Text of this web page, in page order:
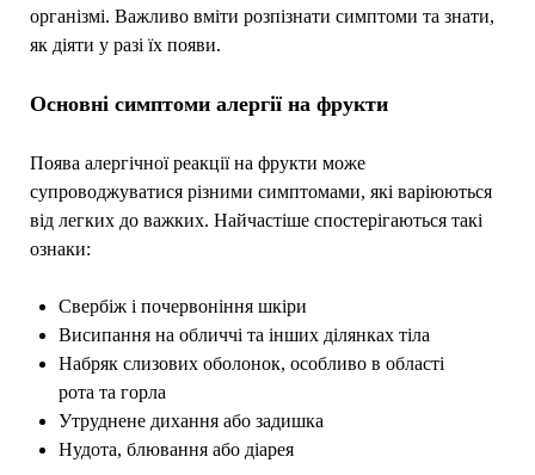
організмі. Важливо вміти розпізнати симптоми та знати,
як діяти у разі їх появи.
Основні симптоми алергії на фрукти
Поява алергічної реакції на фрукти може
супроводжуватися різними симптомами, які варіюються
від легких до важких. Найчастіше спостерігаються такі
ознаки:
Свербіж і почервоніння шкіри
Висипання на обличчі та інших ділянках тіла
Набряк слизових оболонок, особливо в області
рота та горла
Утруднене дихання або задишка
Нудота, блювання або діарея